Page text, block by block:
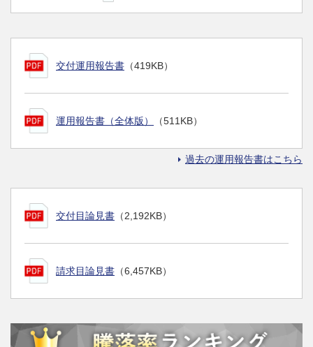
交付運用報告書 （419KB）
運用報告書（全体版） （511KB）
過去の運用報告書はこちら
交付目論見書 （2,192KB）
請求目論見書 （6,457KB）